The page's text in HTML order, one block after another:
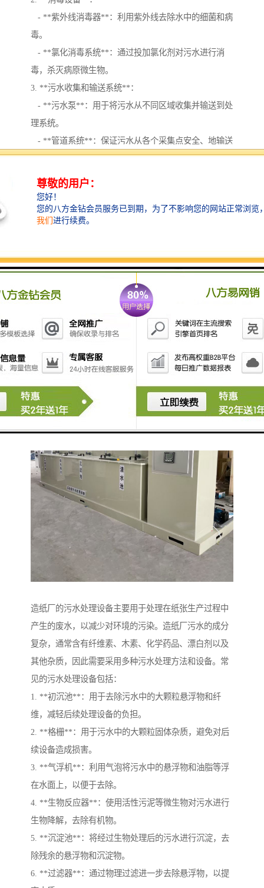
- **紫外线消毒器**：利用紫外线去除水中的细菌和病
毒。
- **氯化消毒系统**：通过投加氯化剂对污水进行消
毒，杀灭病原微生物。
3. **污水收集和输送系统**：
- **污水泵**：用于将污水从不同区域收集并输送到处
理系统。
- **管道系统**：保证污水从各个采集点安全、地输送
到处理设备。
4. **固体废物处理系统**：
- **污泥脱水设备**：用于处理污水处理过程中产生的
污泥，减少体积并便于处置。
- **水质监测仪器**：实时监测污水的pH值、浊度、
溶解氧等指标，确保处理效果达标。
- **自动化控制系统**：通过控制面板监控和调节设备
的运行状态，提高处理效率。
选择合适的污水处理设备时，急救中心需要考虑污水的
来源、特性以及处理的规模和标准。同时，设备的维护
与操作培训也重要，以确保其长期稳定运行。
造纸厂的污水处理设备主要用于处理在纸张生产过程中
产生的废水，以减少对环境的污染。造纸厂污水的成分
复杂，通常含有纤维素、木素、化学药品、漂白剂以及
其他杂质，因此需要采用多种污水处理方法和设备。常
见的污水处理设备包括：
1. **初沉池**：用于去除污水中的大颗粒悬浮物和纤
维，减轻后续处理设备的负担。
2. **格栅**：用于污水中的大颗粒固体杂质，避免对后
续设备造成损害。
3. **气浮机**：利用气泡将污水中的悬浮物和油脂等浮
在水面上，以便于去除。
4. **生物反应器**：使用活性污泥等微生物对污水进行
生物降解，去除有机物。
5. **沉淀池**：将经过生物处理后的污水进行沉淀，去
除残余的悬浮物和沉淀物。
6. **过滤器**：通过物理过滤进一步去除悬浮物，以提